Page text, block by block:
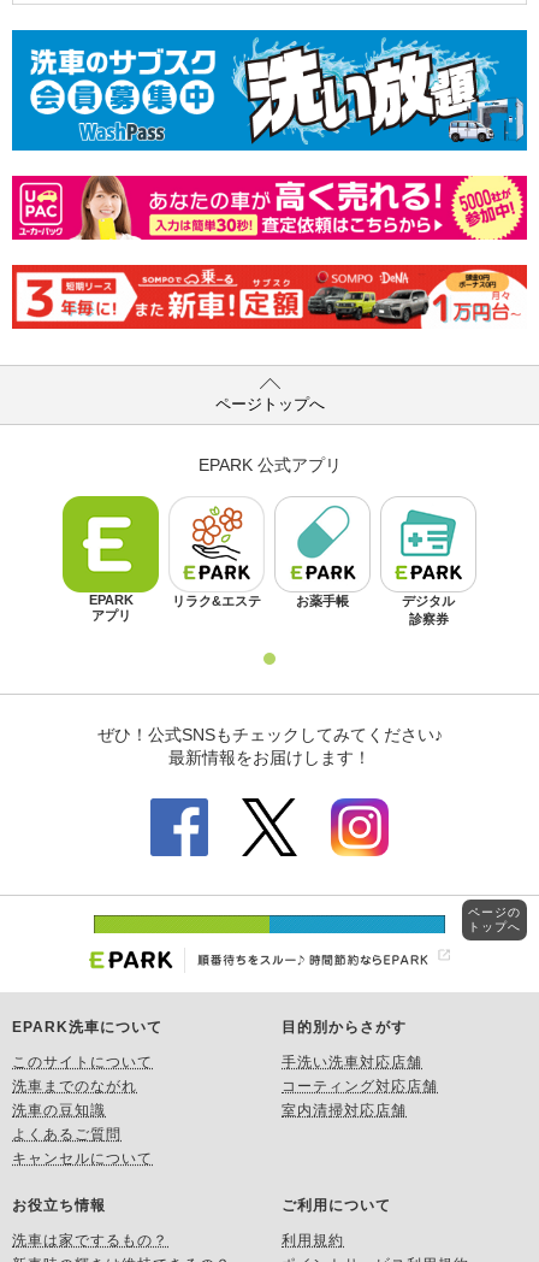
ページトップへ
EPARK洗車について
このサイトについて
洗車までのながれ
洗車の豆知識
よくあるご質問
キャンセルについて
目的別からさがす
手洗い洗車対応店舗
コーティング対応店舗
室内清掃対応店舗
お役立ち情報
洗車は家でするもの？
ご利用について
利用規約
ページの
トップへ